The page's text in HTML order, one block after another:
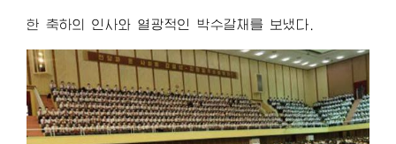
한 축하의 인사와 열광적인 박수갈채를 보냈다.